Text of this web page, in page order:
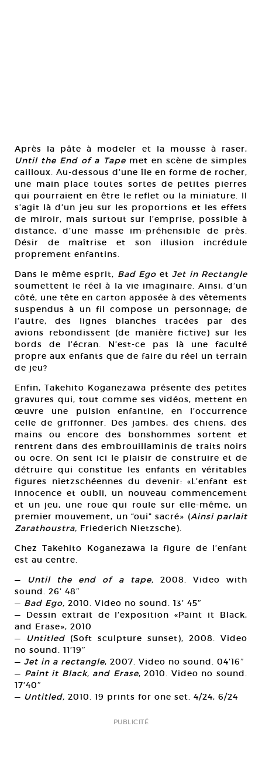
Après la pâte à modeler et la mousse à raser,
Until the End of a Tapemet en scène de simples
cailloux. Au-dessous d’une île en forme de rocher,
une main place toutes sortes de petites pierres
qui pourraient en être le reflet ou la miniature. Il
s’agit là d’un jeu sur les proportions et les effets
de miroir, mais surtout sur l’emprise, possible à
distance, d’une masse im-préhensible de près.
Désir de maîtrise et son illusion incrédule
proprement enfantins.
Dans le même esprit, Bad Ego etJet in Rectangle
soumettent le réel à la vie imaginaire. Ainsi, d’un
côté, une tête en carton apposée à des vêtements
suspendus à un fil compose un personnage; de
l’autre, des lignes blanches tracées par des
avions rebondissent (de manière fictive) sur les
bords de l’écran. N’est-ce pas là une faculté
propre aux enfants que de faire du réel un terrain
de jeu?
Enfin, Takehito Koganezawa présente des petites
gravures qui, tout comme ses vidéos, mettent en
œuvre une pulsion enfantine, en l’occurrence
celle de griffonner. Des jambes, des chiens, des
mains ou encore des bonshommes sortent et
rentrent dans des embrouillaminis de traits noirs
ou ocre. On sent ici le plaisir de construire et de
détruire qui constitue les enfants en véritables
figures nietzschéennes du devenir: «L’enfant est
innocence et oubli, un nouveau commencement
et un jeu, une roue qui roule sur elle-même, un
premier mouvement, un “oui” sacré» (Ainsi parlait
Zarathoustra, Friederich Nietzsche).
Chez Takehito Koganezawa la figure de l’enfant
est au centre.
—
Until the end of a tape, 2008. Video with
sound. 26’ 48″
— Bad Ego, 2010. Video no sound. 13’ 45″
— Dessin extrait de l’exposition «Paint it Black,
and Erase», 2010
—
Untitled (Soft sculpture sunset), 2008. Video
no sound. 11’19″
— Jet in a rectangle, 2007. Video no sound. 04’16″
— Paint it Black, and Erase, 2010. Video no sound.
17’40″
— Untitled, 2010. 19 prints for one set. 4/24, 6/24
PUBLICITÉ